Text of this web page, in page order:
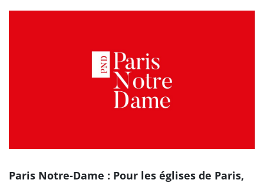
Paris Notre-Dame : Pour les églises de Paris,